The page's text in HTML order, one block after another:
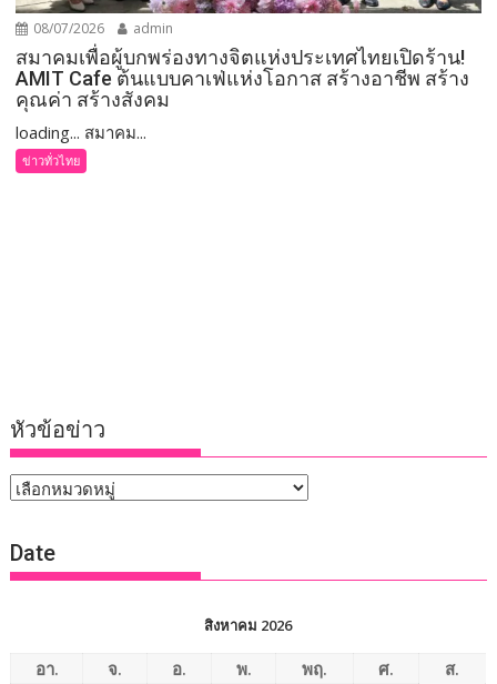
08/07/2026 admin
สมาคมเพื่อผู้บกพร่องทางจิตแห่งประเทศไทยเปิดร้าน!
AMIT Cafe ต้นแบบคาเฟ่แห่งโอกาส สร้างอาชีพ สร้าง
คุณค่า สร้างสังคม
loading... สมาคม...
ข่าวทั่วไทย
หัวข้อข่าว
หัวข้อ
Date
สิงหาคม 2026
อา. จ. อ. พ. พฤ. ศ.
ส.